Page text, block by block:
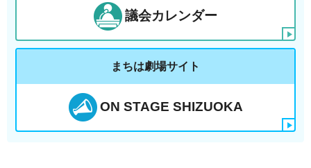
議会カレンダー
まちは劇場サイト
ON STAGE SHIZUOKA